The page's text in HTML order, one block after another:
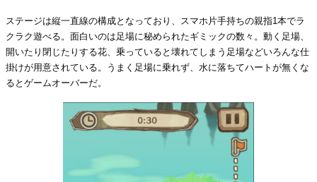
ステージは縦一直線の構成となっており、スマホ片手持ちの親指1本でラ
クラク遊べる。面白いのは足場に秘められたギミックの数々。動く足場、
開いたり閉じたりする花、乗っていると壊れてしまう足場などいろんな仕
掛けが用意されている。うまく足場に乗れず、水に落ちてハートが無くな
るとゲームオーバーだ。